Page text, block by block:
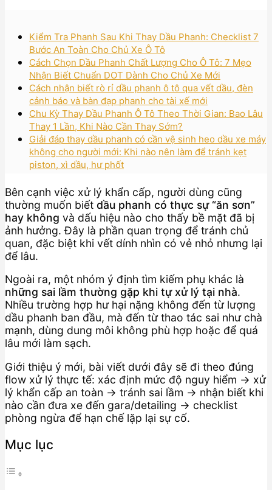
Kiểm Tra Phanh Sau Khi Thay Dầu Phanh: Checklist 7
Bước An Toàn Cho Chủ Xe Ô Tô
Cách Chọn Dầu Phanh Chất Lượng Cho Ô Tô: 7 Mẹo
Nhận Biết Chuẩn DOT Dành Cho Chủ Xe Mới
Cách nhận biết rò rỉ dầu phanh ô tô qua vết dầu, đèn
cảnh báo và bàn đạp phanh cho tài xế mới
Chu Kỳ Thay Dầu Phanh Ô Tô Theo Thời Gian: Bao Lâu
Thay 1 Lần, Khi Nào Cần Thay Sớm?
Giải đáp thay dầu phanh có cần vệ sinh heo dầu xe máy
không cho người mới: Khi nào nên làm để tránh kẹt
piston, xì dầu, hư phốt
Bên cạnh việc xử lý khẩn cấp, người dùng cũng
thường muốn biết dầu phanh có thực sự “ăn sơn”
hay không và dấu hiệu nào cho thấy bề mặt đã bị
ảnh hưởng. Đây là phần quan trọng để tránh chủ
quan, đặc biệt khi vết dính nhìn có vẻ nhỏ nhưng lại
để lâu.
Ngoài ra, một nhóm ý định tìm kiếm phụ khác là
những sai lầm thường gặp khi tự xử lý tại nhà.
Nhiều trường hợp hư hại nặng không đến từ lượng
dầu phanh ban đầu, mà đến từ thao tác sai như chà
mạnh, dùng dung môi không phù hợp hoặc để quá
lâu mới làm sạch.
Giới thiệu ý mới, bài viết dưới đây sẽ đi theo đúng
flow xử lý thực tế: xác định mức độ nguy hiểm → xử
lý khẩn cấp an toàn → tránh sai lầm → nhận biết khi
nào cần đưa xe đến gara/detailing → checklist
phòng ngừa để hạn chế lặp lại sự cố.
Mục lục